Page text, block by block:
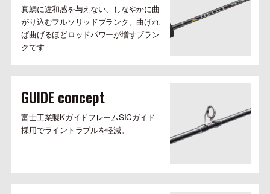
真鯛に違和感を与えない、しなやかに曲
がり込むフルソリッドブランク。曲げれ
ば曲げるほどロッドパワーが増すブラン
クです
GUIDE concept
富士工業製KガイドフレームSICガイド
採用でライントラブルを軽減。